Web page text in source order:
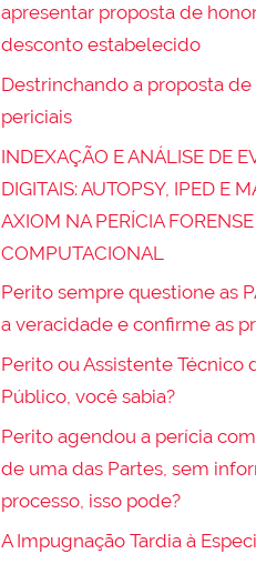
apresentar proposta de
desconto estabelecido
Destrinchando a proposta
periciais
INDEXAÇÃO E ANÁLISE DE
DIGITAIS: AUTOPSY, IPED E
AXIOM NA PERÍCIA FORENSE
COMPUTACIONAL
Perito sempre questione as
a veracidade e confirme as
Perito ou Assistente Técnico
Público, você sabia?
Perito agendou a perícia
de uma das Partes, sem
processo, isso pode?
A Impugnação Tardia à